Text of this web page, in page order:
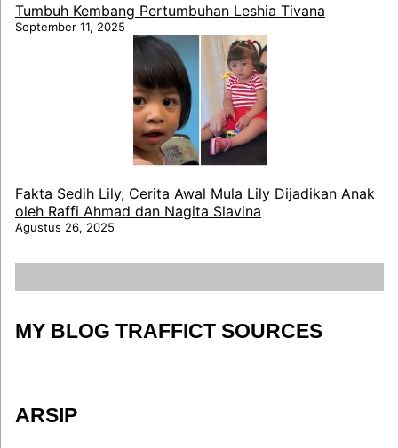
Tumbuh Kembang Pertumbuhan Leshia Tivana
September 11, 2025
Fakta Sedih Lily, Cerita Awal Mula Lily Dijadikan Anak
oleh Raffi Ahmad dan Nagita Slavina
Agustus 26, 2025
MY BLOG TRAFFICT SOURCES
ARSIP